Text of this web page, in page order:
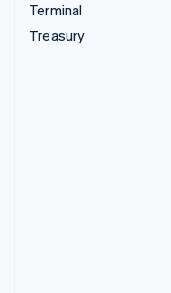
Terminal
Treasury